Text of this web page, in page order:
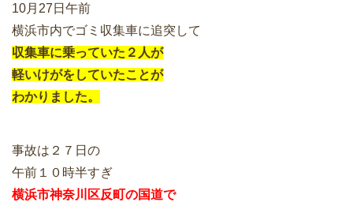
10月27日午前
横浜市内でゴミ収集車に追突して
収集車に乗っていた２人が
軽いけがをしていたことが
わかりました。
事故は２７日の
午前１０時半すぎ
横浜市神奈川区反町の国道で